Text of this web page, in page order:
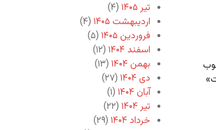
تیر ۱۴۰۵
(۴)
اردیبهشت ۱۴۰۵
(۴)
فروردین ۱۴۰۵
(۵)
اسفند ۱۴۰۴
(۱۲)
بهمن ۱۴۰۴
(۱۳)
دی ۱۴۰۴
(۲۷)
آبان ۱۴۰۴
(۱)
تیر ۱۴۰۴
(۲۲)
خرداد ۱۴۰۴
(۲۹)